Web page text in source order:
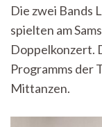
Die zwei Bands
spielten am
Doppelkonzert.
Programms der
Mittanzen.